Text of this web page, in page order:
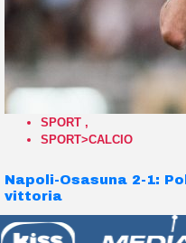
SPORT ,
SPORT>CALCIO
Napoli-Osasuna 2-1:
vittoria